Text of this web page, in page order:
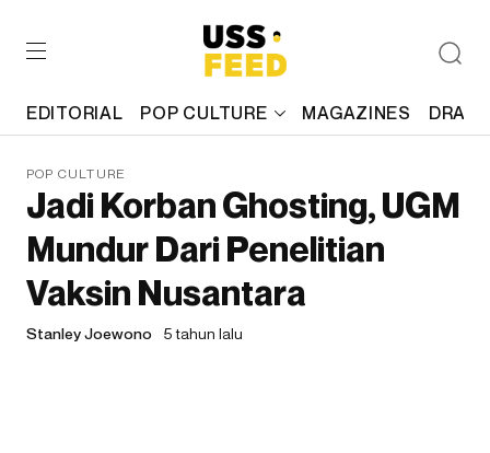
EDITORIAL POP CULTURE MAGAZINES
POP CULTURE
Jadi Korban Ghosting, UGM
Mundur Dari Penelitian
Vaksin Nusantara
Stanley Joewono 5 tahun lalu